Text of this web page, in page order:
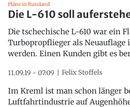
Pläne in Russland
Die L-610 soll
Die tschechische L-610 war ein
Turbopropflieger als Neuauflage
werden. Einen Kunden gibt es
11.09.19 - 07:09 Felix Stoffels
Im Kreml ist man schon länger
Luftfahrtindustrie auf